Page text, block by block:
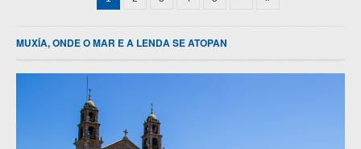
MUXÍA, ONDE O MAR E A LENDA SE ATOPAN